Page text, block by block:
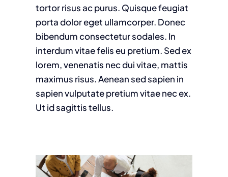
tortor risus ac purus. Quisque feugiat
porta dolor eget ullamcorper. Donec
bibendum consectetur sodales. In
interdum vitae felis eu pretium. Sed ex
lorem, venenatis nec dui vitae, mattis
maximus risus. Aenean sed sapien in
sapien vulputate pretium vitae nec ex.
Ut id sagittis tellus.